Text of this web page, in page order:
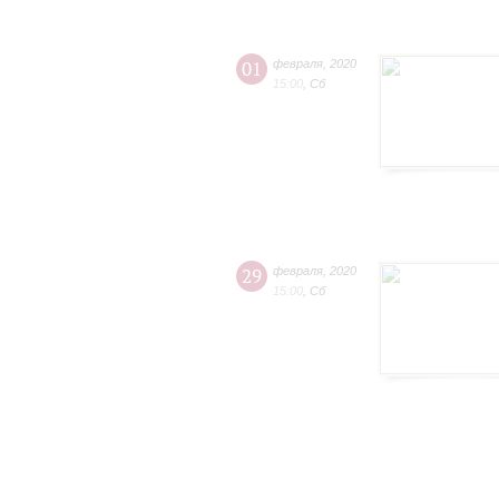
01 февраля 2020
15:00 Сб
29 февраля 2020
15:00 Сб